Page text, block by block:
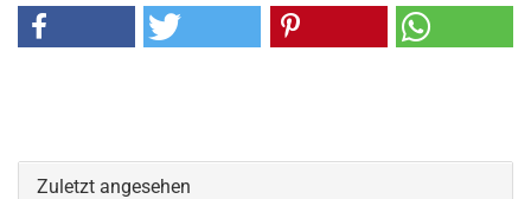
Zuletzt angesehen